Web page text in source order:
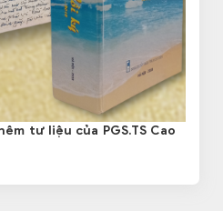
tư liệu của PGS.TS Cao